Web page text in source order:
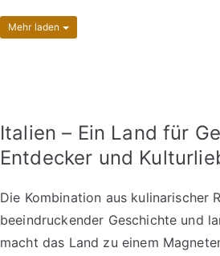
Mehr laden
Italien – Ein Land für
Entdecker und
Die Kombination aus kulinarischer
beeindruckender Geschichte und
macht das Land zu einem